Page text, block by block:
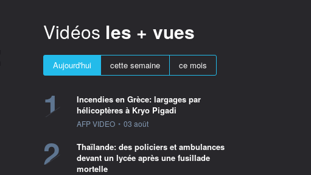
Vidéos les + vues
Aujourd'hui cette semaine ce mois
1
Incendies en Grèce: largages par
hélicoptères à Kryo Pigadi
information fournie par
AFP VIDEO • 03 août
2
Thaïlande: des policiers et ambulances
devant un lycée après une fusillade
mortelle